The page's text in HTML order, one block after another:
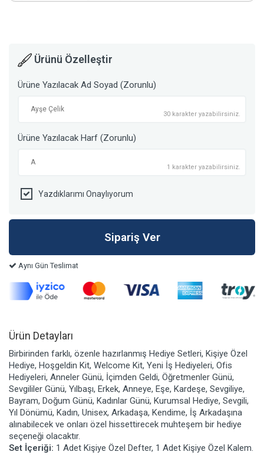
Ürünü Özelleştir
Ürüne Yazılacak Ad Soyad (Zorunlu)
30 karakter yazabilirsiniz.
Ürüne Yazılacak Harf (Zorunlu)
1 karakter yazabilirsiniz.
Yazdıklarımı Onaylıyorum
Aynı Gün Teslimat
Ürün Detayları
Birbirinden farklı, özenle hazırlanmış Hediye Setleri, Kişiye Özel
Hediye, Hoşgeldin Kit, Welcome Kit, Yeni İş Hediyeleri, Ofis
Hediyeleri, Anneler Günü, İçimden Geldi, Öğretmenler Günü,
Sevgililer Günü, Yılbaşı, Erkek, Anneye, Eşe, Kardeşe, Sevgiliye,
Bayram, Doğum Günü, Kadınlar Günü, Kurumsal Hediye, Sevgili,
Yıl Dönümü, Kadın, Unisex, Arkadaşa, Kendime, İş Arkadaşına
alınabilecek ve onları özel hissettirecek muhteşem bir hediye
seçeneği olacaktır.
Set İçeriği: 1 Adet Kişiye Özel Defter, 1 Adet Kişiye Özel Kalem.